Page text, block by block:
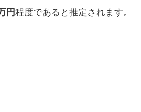
円程度であると推定されます。